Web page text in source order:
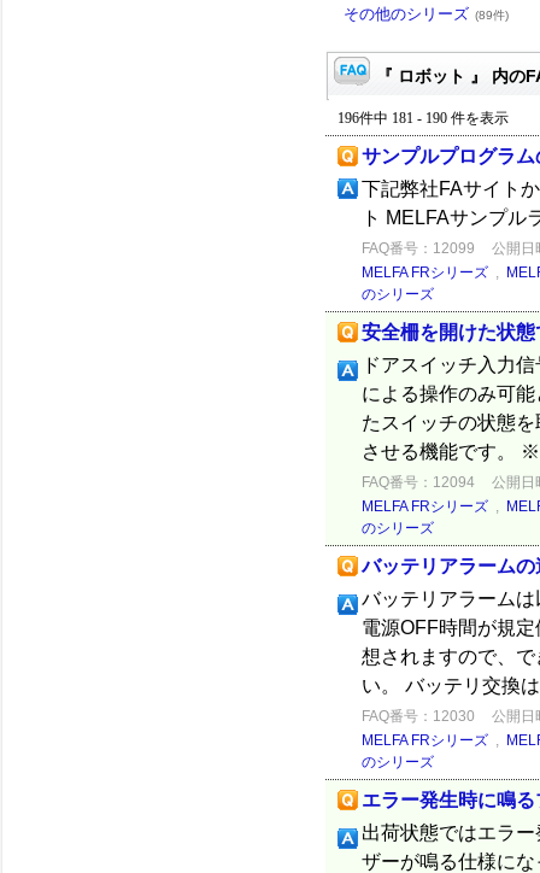
その他のシリーズ (89件)
『 ロボット 』 内の
196件中 181 - 190 件を表示
サンプルプログラ
下記弊社FAサイト
ト MELFAサンプル
FAQ番号：12099
公開日
MELFA FRシリーズ ,
のシリーズ
安全柵を開けた状
ドアスイッチ入力
による操作のみ可
たスイッチの状態
させる機能です。
FAQ番号：12094
公開日
MELFA FRシリーズ ,
のシリーズ
バッテリアラーム
バッテリアラーム
電源OFF時間が規
想されますので、
い。 バッテリ交換
FAQ番号：12030
公開日
MELFA FRシリーズ ,
のシリーズ
エラー発生時に鳴
出荷状態ではエラ
ザーが鳴る仕様に